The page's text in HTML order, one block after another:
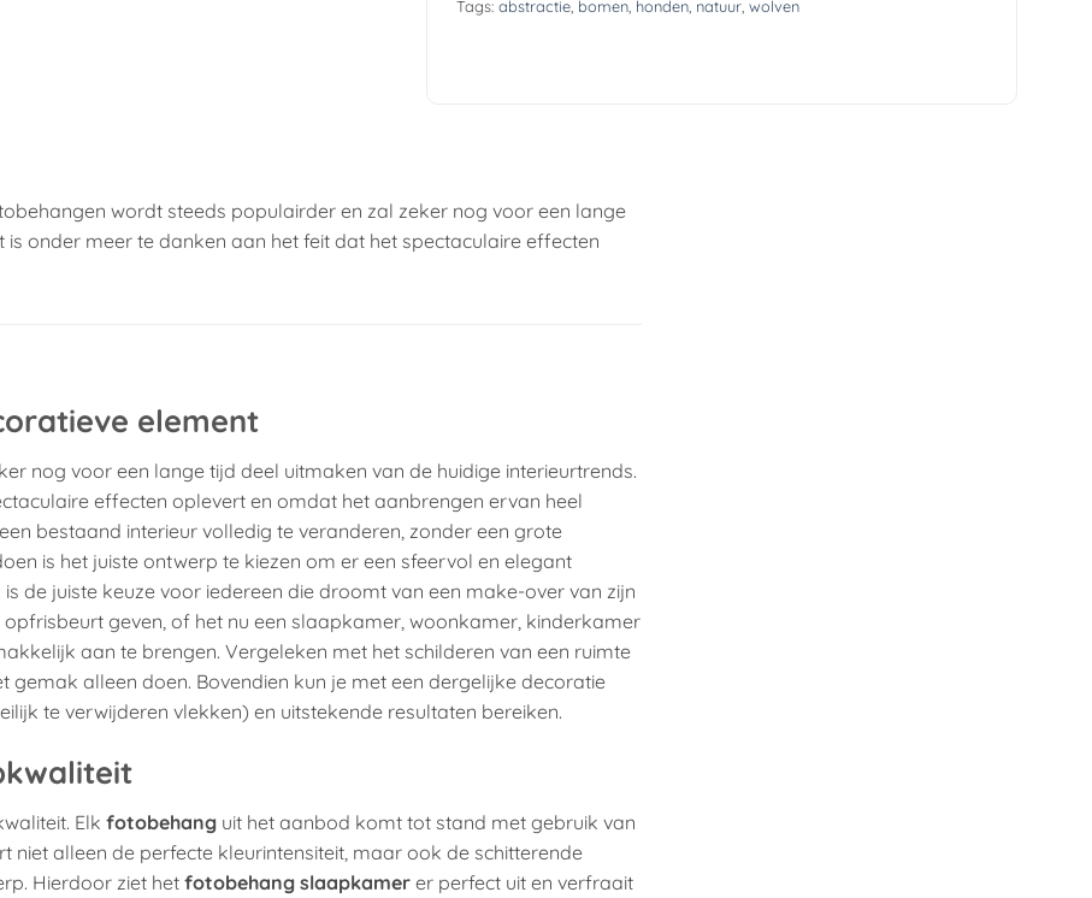
Tags: abstractie, bomen, honden, natuur, wolven
wordt steeds populairder en zal zeker nog voor een lange
onder meer te danken aan het feit dat het spectaculaire effecten
element
nog voor een lange tijd deel uitmaken van de huidige interieurtrends.
effecten oplevert en omdat het aanbrengen ervan heel
bestaand interieur volledig te veranderen, zonder een grote
is het juiste ontwerp te kiezen om er een sfeervol en elegant
is de juiste keuze voor iedereen die droomt van een make-over van zijn
geven, of het nu een slaapkamer, woonkamer, kinderkamer
aan te brengen. Vergeleken met het schilderen van een ruimte
gemak alleen doen. Bovendien kun je met een dergelijke decoratie
te verwijderen vlekken) en uitstekende resultaten bereiken.
Elk fotobehang uit het aanbod komt tot stand met gebruik van
alleen de perfecte kleurintensiteit, maar ook de schitterende
Hierdoor ziet het fotobehang slaapkamer er perfect uit en verfraait